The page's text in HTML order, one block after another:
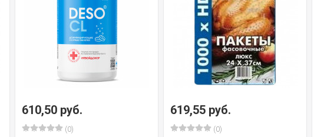
610,50 руб.
(0)
619,55 руб.
(0)